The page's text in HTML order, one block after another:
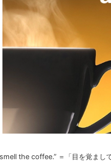
the coffee.” ＝「目を覚まし